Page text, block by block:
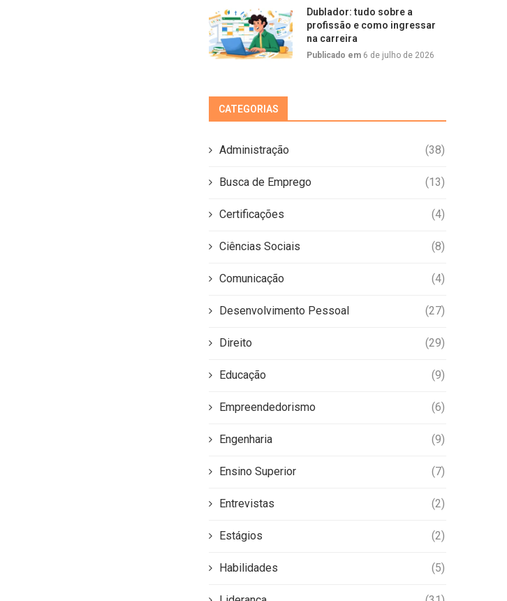
Dublador: tudo sobre a
profissão e como ingressar
na carreira
Publicado em 6 de julho de 2026
CATEGORIAS
Administração (38)
Busca de Emprego (13)
Certificações (4)
Ciências Sociais (8)
Comunicação (4)
Desenvolvimento Pessoal (27)
Direito (29)
Educação (9)
Empreendedorismo (6)
Engenharia (9)
Ensino Superior (7)
Entrevistas (2)
Estágios (2)
Habilidades (5)